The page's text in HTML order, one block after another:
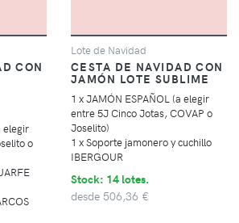
CON
elegir
o
Lote de Navidad
CESTA DE NAVIDAD CON
JAMÓN LOTE SUBLIME
1 x JAMÓN ESPAÑOL (a elegir
entre 5J Cinco Jotas, COVAP o
Joselito)
1 x Soporte jamonero y cuchillo
IBERGOUR
Stock: 14 lotes.
desde 506,36 €